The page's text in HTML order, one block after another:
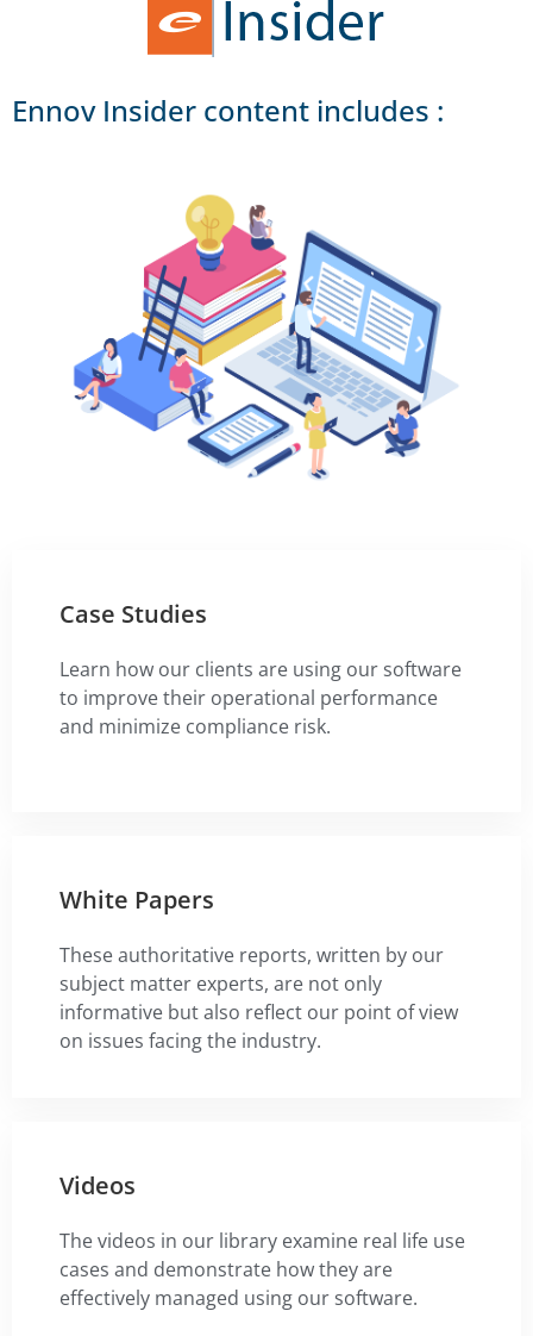
Ennov Insider content includes :
Case Studies
Learn how our clients are using our software
to improve their operational performance
and minimize compliance risk.
White Papers
These authoritative reports, written by our
subject matter experts, are not only
informative but also reflect our point of view
on issues facing the industry.
Videos
The videos in our library examine real life use
cases and demonstrate how they are
effectively managed using our software.